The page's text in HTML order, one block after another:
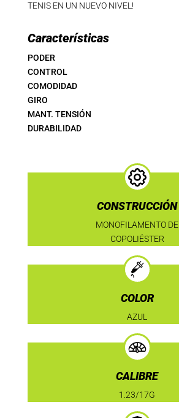
TENIS EN UN NUEVO NIVEL!
Características
PODER
CONTROL
COMODIDAD
GIRO
MANT. TENSIÓN
DURABILIDAD
CONSTRUCCIÓN
MONOFILAMENTO DE
COPOLIÉSTER
COLOR
AZUL
CALIBRE
1.23/17G